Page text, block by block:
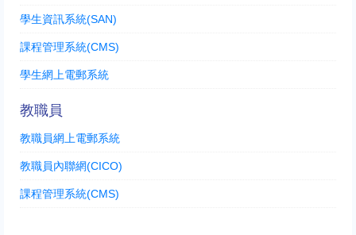
學生資訊系統(SAN)
課程管理系統(CMS)
學生網上電郵系統
教職員
教職員網上電郵系統
教職員內聯網(CICO)
課程管理系統(CMS)